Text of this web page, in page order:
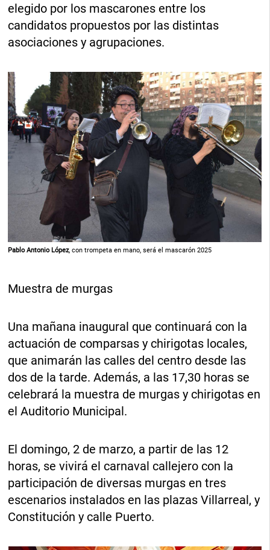
elegido por los mascarones entre los
candidatos propuestos por las distintas
asociaciones y agrupaciones.
Pablo Antonio López, con trompeta en mano, será el mascarón 2025
Muestra de murgas
Una mañana inaugural que continuará con la
actuación de comparsas y chirigotas locales,
que animarán las calles del centro desde las
dos de la tarde. Además, a las 17,30 horas se
celebrará la muestra de murgas y chirigotas en
el Auditorio Municipal.
El domingo, 2 de marzo, a partir de las 12
horas, se vivirá el carnaval callejero con la
participación de diversas murgas en tres
escenarios instalados en las plazas Villarreal, y
Constitución y calle Puerto.